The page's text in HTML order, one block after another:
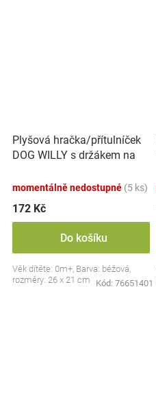
Plyšová hračka/přítulníček
DOG WILLY s držákem na
momentálně nedostupné (5 ks)
172 Kč
Do košíku
Věk dítěte: 0m+, Barva: béžová,
rozměry: 26 x 21 cm
Kód: 76651401